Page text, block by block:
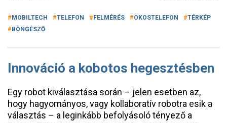
MOBILTECH TELEFON FELMÉRÉS OKOSTELEFON
TÉRKÉP
BÖNGÉSZŐ
Innováció a kobotos hegesztésben
Egy robot kiválasztása során – jelen esetben az,
hogy hagyományos, vagy kollaboratív robotra esik a
választás – a leginkább befolyásoló tényező a